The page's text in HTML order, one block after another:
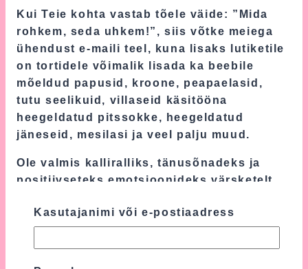
Kui Teie kohta vastab tõele väide: ”Mida
rohkem, seda uhkem!”, siis võtke meiega
ühendust e-maili teel, kuna lisaks lutiketile
on tortidele võimalik lisada ka beebile
mõeldud papusid, kroone, peapaelasid,
tutu seelikuid, villaseid käsitööna
heegeldatud pitssokke, heegeldatud
jäneseid, mesilasi ja veel palju muud.
Ole valmis kalliralliks, tänusõnadeks ja
positiivseteks emotsioonideks värsketelt
mähkmetort.
Lisainfo
Kasutajanimi või e-postiaadress